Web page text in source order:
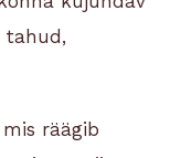
tahud,
räägib